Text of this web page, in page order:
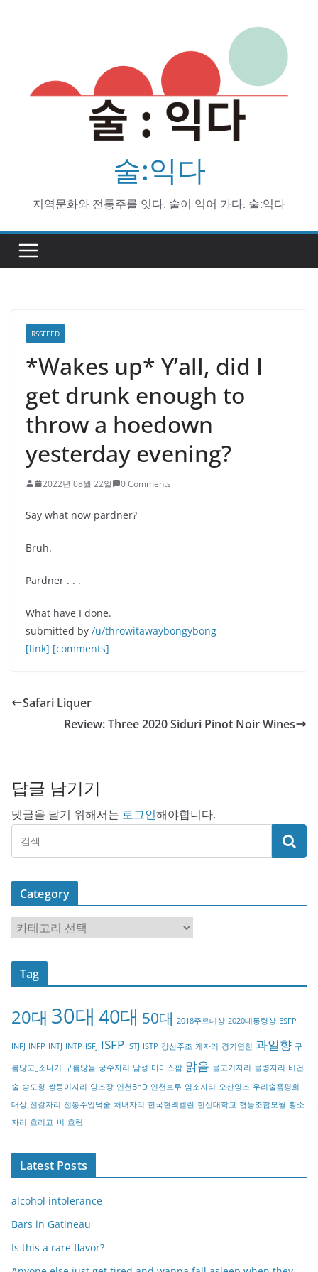
술:익다
지역문화와 전통주를 잇다. 술이 익어 가다. 술:익다
RSSFEED
*Wakes up* Y’all, did I
get drunk enough to
throw a hoedown
yesterday evening?
2022년 08월 22일 0 Comments
Say what now pardner?
Bruh.
Pardner . . .
What have I done.
submitted by /u/throwitawaybongybong
[link] [comments]
Safari Liquer
Review: Three 2020 Siduri Pinot Noir Wines
답글 남기기
댓글을 달기 위해서는 로그인해야합니다.
Category
a
t
o
y
Tag
20대 30대 40대 50대 2018주료대상 2020대통령상 ESFP
INFJ INFP INTJ INTP ISFJ ISFP ISTJ ISTP 강산주조 게자리 경기연천 과일향 구
름많고_소나기 구름많음 궁수자리 남성 마마스팜 맑음 물고기자리 물병자리 비건
술 송도향 쌍둥이자리 양조장 연천BnD 연천브루 염소자리 오산양조 우리술품평회
대상 전갈자리 전통주입덕술 처녀자리 한국현멕켈란 한신대학교 협동조합모월 황소
자리 흐리고_비 흐림
Latest Posts
alcohol intolerance
Bars in Gatineau
Is this a rare flavor?